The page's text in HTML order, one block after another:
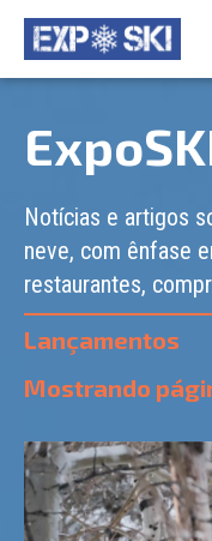
Notícias e artigos
neve, com ênfase
restaurantes,
Lançamentos
Mostrando